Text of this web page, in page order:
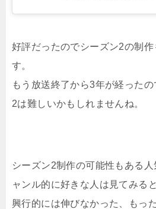
好評だったのでシーズン2の制
す。
もう放送終了から3年が経った
2は難しいかもしれませんね。
シーズン2制作の可能性もある
ャンル的に好きな人は見てみる
興行的には伸びなかった、もっ